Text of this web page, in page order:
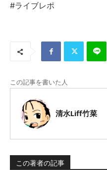
#ライブレポ
この記事を書いた人
清水Liff竹菜
この著者の記事